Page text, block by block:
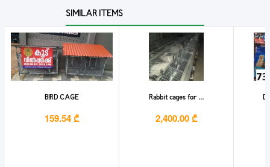
SIMILAR ITEMS
BIRD CAGE
159.54 ₾
Rabbit cages for ...
2,400.00 ₾